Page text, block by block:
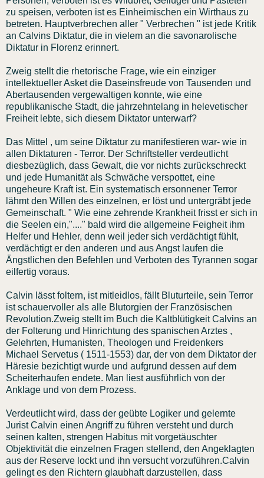
zu speisen, verboten ist es Einheimischen ein Wirthaus zu
betreten. Hauptverbrechen aller " Verbrechen " ist jede Kritik
an Calvins Diktatur, die in vielem an die savonarolische
Diktatur in Florenz erinnert.
Zweig stellt die rhetorische Frage, wie ein einziger
intellektueller Asket die Daseinsfreude von Tausenden und
Abertausenden vergewaltigen konnte, wie eine
republikanische Stadt, die jahrzehntelang in helevetischer
Freiheit lebte, sich diesem Diktator unterwarf?
Das Mittel , um seine Diktatur zu manifestieren war- wie in
allen Diktaturen - Terror. Der Schriftsteller verdeutlicht
diesbezüglich, dass Gewalt, die vor nichts zurückschreckt
und jede Humanität als Schwäche verspottet, eine
ungeheure Kraft ist. Ein systematisch ersonnener Terror
lähmt den Willen des einzelnen, er löst und untergräbt jede
Gemeinschaft. " Wie eine zehrende Krankheit frisst er sich in
die Seelen ein,"...." bald wird die allgemeine Feigheit ihm
Helfer und Hehler, denn weil jeder sich verdächtigt fühlt,
verdächtigt er den anderen und aus Angst laufen die
Ängstlichen den Befehlen und Verboten des Tyrannen sogar
eilfertig voraus.
Calvin lässt foltern, ist mitleidlos, fällt Bluturteile, sein Terror
ist schauervoller als alle Blutorgien der Französischen
Revolution.Zweig stellt im Buch die Kaltblütigkeit Calvins an
der Folterung und Hinrichtung des spanischen Arztes ,
Gelehrten, Humanisten, Theologen und Freidenkers
Michael Servetus ( 1511-1553) dar, der von dem Diktator der
Häresie bezichtigt wurde und aufgrund dessen auf dem
Scheiterhaufen endete. Man liest ausführlich von der
Anklage und von dem Prozess.
Verdeutlicht wird, dass der geübte Logiker und gelernte
Jurist Calvin einen Angriff zu führen versteht und durch
seinen kalten, strengen Habitus mit vorgetäuschter
Objektivität die einzelnen Fragen stellend, den Angeklagten
aus der Reserve lockt und ihn versucht vorzuführen.Calvin
gelingt es den Richtern glaubhaft darzustellen, dass